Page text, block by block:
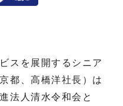
スを展開するシニア
都、高橋洋社長）は
法人清水令和会と